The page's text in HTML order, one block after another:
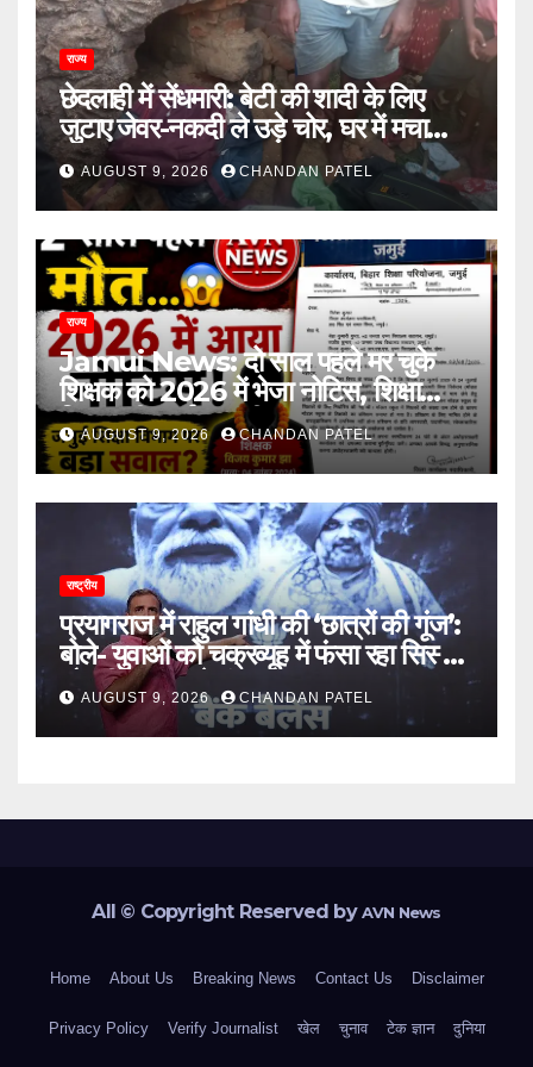
राज्य
छेदलाही में सेंधमारी: बेटी की शादी के लिए
जुटाए जेवर-नकदी ले उड़े चोर, घर में मचा
कोहराम
AUGUST 9, 2026 CHANDAN PATEL
राज्य
Jamui News: दो साल पहले मर चुके
शिक्षक को 2026 में भेजा नोटिस, शिक्षा
विभाग की कार्यप्रणाली पर गंभीर सवाल
AUGUST 9, 2026 CHANDAN PATEL
राष्ट्रीय
प्रयागराज में राहुल गांधी की ‘छात्रों की गूंज’:
बोले- युवाओं को चक्रव्यूह में फंसा रहा सिस्टम,
नौकरी के दरवाजे बंद
AUGUST 9, 2026 CHANDAN PATEL
All © Copyright Reserved byAVN News
Home About Us Breaking News Contact Us Disclaimer
Privacy Policy Verify Journalist खेल चुनाव टेक ज्ञान दुनिया